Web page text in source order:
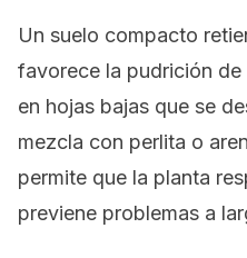
Un suelo compacto
favorece la pudrición
en hojas bajas que se
mezcla con perlita o
permite que la planta
previene problemas a